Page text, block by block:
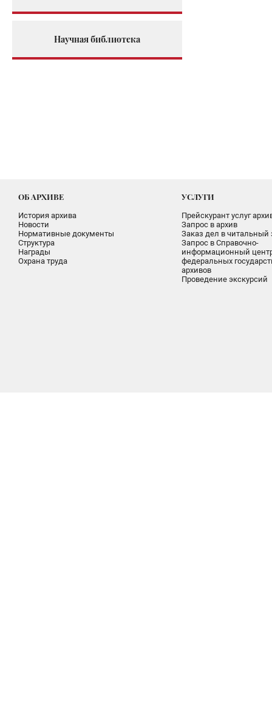
Научная библиотека
ОБ АРХИВЕ
История архива
Новости
Нормативные документы
Структура
Награды
Охрана труда
УСЛУГИ
Прейскурант услуг
Запрос в архив
Заказ дел в читальный
Запрос в Справочно-
информационный
федеральных
архивов
Проведение экскурсий